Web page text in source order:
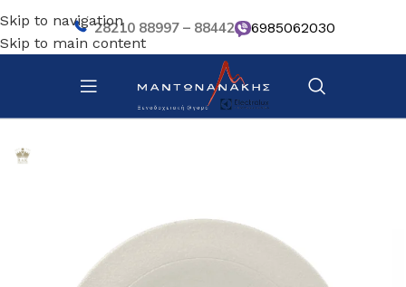
Skip to navigation
Skip to main content
28210 88997 – 88442 6985062030
Αρχική σελίδα/ Επιτραπέζια Είδη/ Πιάτα